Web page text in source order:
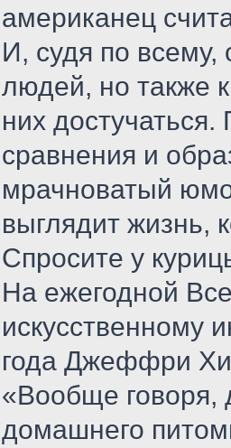
американец
И, судя по всему,
людей, но также
них
сравнения и
мрачноватый
выглядит жизнь,
Спросите у
На ежегодной
искусственному
года Джеффри
«Вообще говоря,
домашнего